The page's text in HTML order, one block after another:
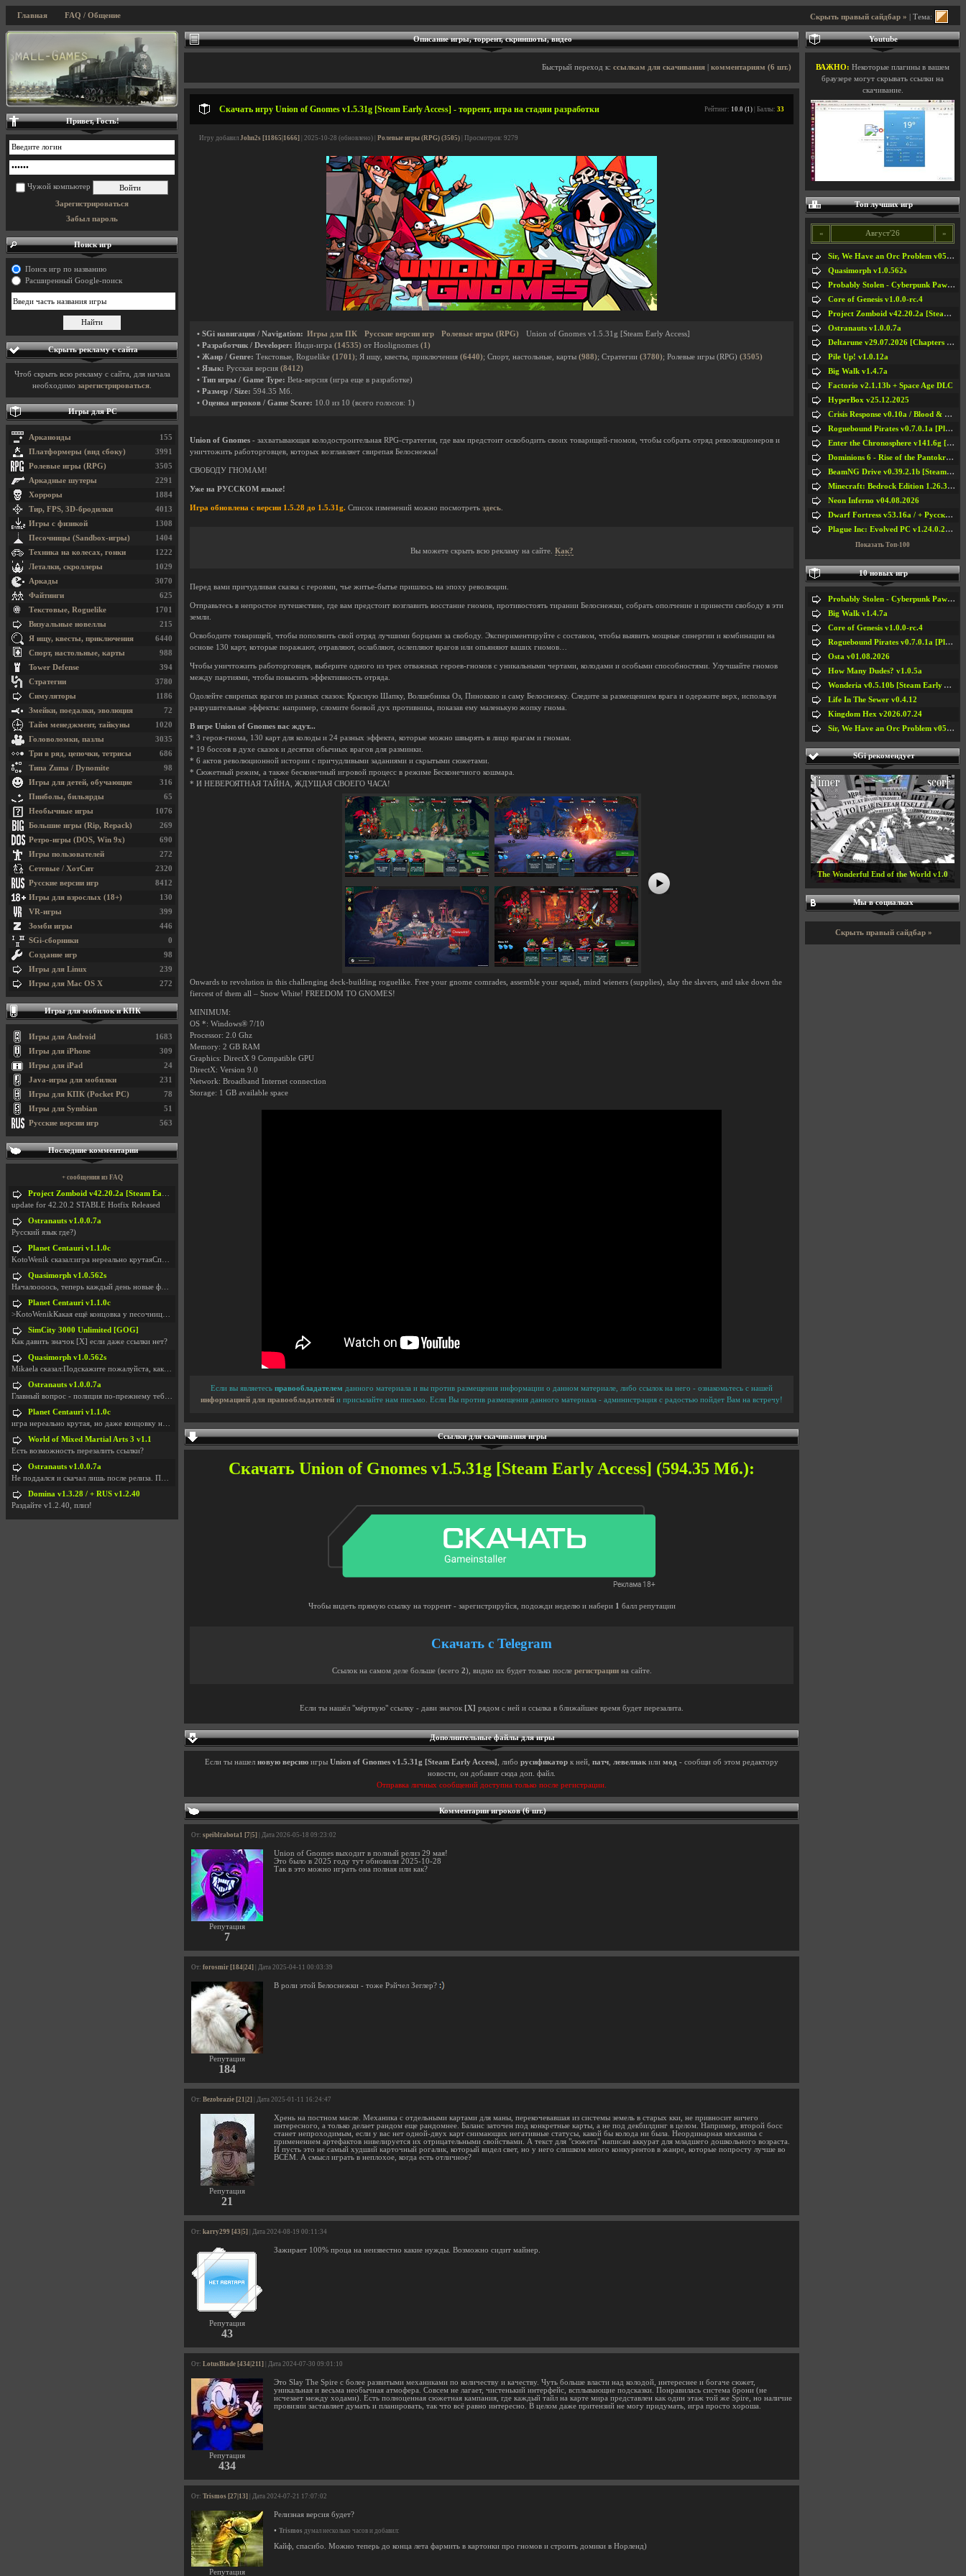
Скрыть правый сайдбар » | Тема:
Главная FAQ / Общение
Описание игры, торрент, скриншоты, видео
Быстрый переход к: ссылкам для скачивания комментариям (6 шт.)
Скачать игру Union of Gnomes v1.5.31g [Steam Early Access] - торрент, игра на стадии разработки Рейтинг: 10.0 (1) | Баллы: 33
Игру добавил John2s [11865|1666] | 2025-10-28 (обновлено) | Ролевые игры (RPG) (3505) | Просмотров: 9279
• SGi навигация / Navigation: Игры для ПК Русские версии игр Ролевые игры (RPG)
Union of Gnomes v1.5.31g [Steam Early Access]
• Разработчик / Developer: Инди-игра (14535) от Hoolignomes (1)
• Жанр / Genre: Текстовые, Roguelike (1701); Я ищу, квесты, приключения (6440); Спорт, настольные, карты (988); Стратегии (3780); Ролевые игры (RPG) (3505)
• Язык: Русская версия (8412)
• Тип игры / Game Type: Beta-версия (игра еще в разработке)
• Размер / Size: 594.35 Мб.
• Оценка игроков / Game Score: 10.0 из 10 (всего голосов: 1 )
Union of Gnomes - захватывающая колодостроительная RPG-стратегия, где вам предстоит освободить своих товарищей-гномов, чтобы собрать отряд революционеров и
уничтожить работорговцев, которых возглавляет свирепая Белоснежка!
СВОБОДУ ГНОМАМ!
Уже на РУССКОМ языке!
Игра обновлена с версии 1.5.28 до 1.5.31g. Список изменений можно посмотреть здесь
Вы можете скрыть всю рекламу на сайте. Как?
Перед вами причудливая сказка с героями, чье житье-бытье пришлось на эпоху революции.
Отправьтесь в непростое путешествие, где вам предстоит возглавить восстание гномов, противостоять тирании Белоснежки, собрать ополчение и принести свободу в эти
земли.
Освободите товарищей, чтобы пополнить свой отряд лучшими борцами за свободу. Экспериментируйте с составом, чтобы выявить мощные синергии и комбинации на
основе 130 карт, которые поражают, отравляют, ослабляют, ослепляют врагов или опьяняют ваших гномов…
Чтобы уничтожить работорговцев, выберите одного из трех отважных героев-гномов с уникальными чертами, колодами и особыми способностями. Улучшайте гномов
между партиями, чтобы повысить эффективность отряда.
Одолейте свирепых врагов из разных сказок: Красную Шапку, Волшебника Оз, Пиноккио и саму Белоснежку. Следите за размещением врага и одержите верх, используя
разрушительные эффекты: например, сломите боевой дух противника, показав ему маленькую жопку гнома.
В игре Union of Gnomes вас ждут...
* 3 героя-гнома, 130 карт для колоды и 24 разных эффекта, которые можно швырять в лицо врагам и гномам.
* 19 боссов в духе сказок и десятки обычных врагов для разминки.
* 6 актов революционной истории с причудливыми заданиями и скрытыми сюжетами.
* Сюжетный режим, а также бесконечный игровой процесс в режиме Бесконечного кошмара.
* И НЕВЕРОЯТНАЯ ТАЙНА, ЖДУЩАЯ СВОЕГО ЧАСА!
#6
#8
Onwards to revolution in this challenging deck-building roguelike. Free your gnome comrades, assemble your squad, mind wieners (supplies), slay the slavers, and take down the
fiercest of them all – Snow White! FREEDOM TO GNOMES!
MINIMUM:
OS *: Windows® 7/10
Processor: 2.0 Ghz
Memory: 2 GB RAM
Graphics: DirectX 9 Compatible GPU
DirectX: Version 9.0
Network: Broadband Internet connection
Storage: 1 GB available space
Если вы являетесь правообладателем данного материала и вы против размещения информации о данном материале, либо ссылок на него - ознакомьтесь с нашей
информацией для правообладателей и присылайте нам письмо. Если Вы против размещения данного материала - администрация с радостью пойдет Вам на встречу!
Ссылки для скачивания игры
Скачать Union of Gnomes v1.5.31g [Steam Early Access] (594.35 Мб.):
Чтобы видеть прямую ссылку на торрент - зарегистрируйся, подожди неделю и набери 1 балл репутации
Скачать с Telegram
Ссылок на самом деле больше (всего 2), видно их будет только после регистрациина сайте.
Если ты нашёл "мёртвую" ссылку - дави значок [X] рядом с ней и ссылка в ближайшее время будет перезалита.
Дополнительные файлы для игры
Если ты нашел новую версию игры Union of Gnomes v1.5.31g [Steam Early Access] , либо русификатор к ней, патч левелпак или мод - сообщи об этом редактору
новости, он добавит сюда доп. файл.
Отправка личных сообщений доступна только после регистрации.
Комментарии игроков (6 шт.)
От: speiblrabota1 [7|5] | Дата 2026-05-18 09:23:02
Репутация
7
Union of Gnomes выходит в полный релиз 29 мая!
Это было в 2025 году тут обновили 2025-10-28
Так в это можно играть она полная или как?
От: forosmir [184|24] | Дата 2025-04-11 00:03:39
Репутация
184
В роли этой Белоснежки - тоже Рэйчел Зеглер?
От: Bezobrazie [21|2] | Дата 2025-01-11 16:24:47
Репутация
21
Хрень на постном масле. Механика с отдельными картами для маны, перекочевавшая из системы земель в старых кки, не привносит ничего
интересного, а только делает рандом еще рандомнее. Баланс заточен под конкретные карты, а не под декбилдинг в целом. Например, второй босс
станет непроходимым, если у вас нет одной-двух карт снимающих негативные статусы, какой бы колода ни была. Неординарная механика с
применением артефактов нивелируется их отрицательными свойствами. А текст для "сюжета" написан аккурат для младшего дошкольного возраста.
И пусть это не самый худший карточный рогалик, который видел свет, но у него слишком много конкурентов в жанре, которые попросту лучше во
ВСЕМ. А смысл играть в неплохое, когда есть отличное?
От: karry299 [43|5] | Дата 2024-08-19 00:11:34
Репутация
43
Зажирает 100% проца на неизвестно какие нужды. Возможно сидит майнер.
От: LotusBlade [434|211] | Дата 2024-07-30 09:01:10
Репутация
434
Это Slay The Spire с более развитыми механиками по количеству и качеству. Чуть больше власти над колодой, интереснее и богаче сюжет,
уникальная и весьма необычная атмофера. Совсем не лагает, чистенький интерфейс, всплывающие подсказки. Понравилась система брони (не
исчезает между ходами). Есть полноценная сюжетная кампания, где каждый тайл на карте мира представлен как один этаж той же Spire, но наличие
провизии заставляет думать и планировать, так что всё равно интересно. В целом даже притензий не могу придумать, игра просто хороша.
От: Trismos [27|13] | Дата 2024-07-21 17:07:02
Репутация
Релизная версия будет?
• Trismos думал несколько часов и добавил:
Кайф, спасибо. Можно теперь до конца лета фармить в картонки про гномов и строить домики в Норленд)
Привет, Гость!
Чужой компьютер
Зарегистрироваться
Забыл пароль
Поиск игр
Поиск игр по названию
Расширенный Google-поиск
Скрыть рекламу с сайта
Чтоб скрыть всю рекламу с сайта, для начала
необходимо зарегистрироваться
Игры для PC
155
Арканоиды
3991
Платформеры (вид сбоку)
3505
Ролевые игры (RPG)
2291
Аркадные шутеры
1884
Хорроры
4013
Тир, FPS, 3D-бродилки
1308
Игры с физикой
1404
Песочницы (Sandbox-игры)
1222
Техника на колесах, гонки
1029
Леталки, скроллеры
3070
Аркады
625
Файтинги
1701
Текстовые, Roguelike
215
Визуальные новеллы
6440
Я ищу, квесты, приключения
988
Спорт, настольные, карты
394
Tower Defense
3780
Стратегии
1186
Симуляторы
72
Змейки, поедалки, эволюция
1020
Тайм менеджмент, тайкуны
3035
Головоломки, пазлы
686
Три в ряд, цепочки, тетрисы
98
Типа Zuma / Dynomite
316
Игры для детей, обучающие
65
Пинболы, бильярды
1076
Необычные игры
269
Большие игры (Rip, Repack)
690
Ретро-игры (DOS, Win 9x)
272
Игры пользователей
2320
Сетевые / ХотСит
8412
Русские версии игр
130
Игры для взрослых (18+)
399
VR-игры
446
Зомби игры
0
SGi-сборники
98
Создание игр
239
Игры для Linux
272
Игры для Mac OS X
Игры для мобилок и КПК
1683
Игры для Android
309
Игры для iPhone
24
Игры для iPad
231
Java-игры для мобилки
78
Игры для КПК (Pocket PC)
51
Игры для Symbian
563
Русские версии игр
Последние комментарии
+ сообщения из FAQ
Project Zomboid v42.20.2a [Steam Early Access]
update for 42.20.2 STABLE Hotfix Released
Ostranauts v1.0.0.7a
Русский язык где?)
Planet Centauri v1.1.0c
KotoWenik сказал:игра нереально крутаяСпасибо )))
Quasimorph v1.0.562s
Началоооось, теперь каждый день новые фиксики, баг
Planet Centauri v1.1.0c
>KotoWenikКакая ещё концовка у песочницы?..
SimCity 3000 Unlimited [GOG]
Как давить значок [X] если даже ссылки нет?
Quasimorph v1.0.562s
Mikaela сказал:Подскажите пожалуйста, как скачать
Ostranauts v1.0.0.7a
Главный вопрос - полиция по-прежнему тебя таранит
Planet Centauri v1.1.0c
игра нереально крутая, но даже концовку не удосужи
World of Mixed Martial Arts 3 v1.1
Есть возможность перезалить ссылки?
Ostranauts v1.0.0.7a
Не поддался и скачал лишь после релиза. Посмотрим,
Domina v1.3.28 / + RUS v1.2.40
Раздайте v1.2.40, плиз!
Youtube
ВАЖНО: Некоторые плагины в вашем
браузере могут скрывать ссылки на
скачивание.
Топ лучших игр
« Август'26 »
Sir, We Have an Orc Problem v05.08.2026
Quasimorph v1.0.562s
Probably Stolen - Cyberpunk Pawnshop Simulator v048c [Playtest]
Core of Genesis v1.0.0-rc.4
Project Zomboid v42.20.2a [Steam Early Access]
Ostranauts v1.0.0.7a
Deltarune v29.07.2026 [Chapters 1-5] / + RUS [Chapters 1-5]
Pile Up! v1.0.12a
Big Walk v1.4.7a
Factorio v2.1.13b + Space Age DLC
HyperBox v25.12.2025
Crisis Response v0.10a / Blood & Bullet
Roguebound Pirates v0.7.0.1a [Playtest]
Enter the Chronosphere v141.6g [Steam Early Access]
Dominions 6 - Rise of the Pantokrator v6.35a
BeamNG Drive v0.39.2.1b [Steam Early Access]
Minecraft: Bedrock Edition 1.26.33.1a / + TLauncher v2.89
Neon Inferno v04.08.2026
Dwarf Fortress v53.16a / + Русская Версия v50.12a
Plague Inc: Evolved PC v1.24.0.2a + All DLCs
Показать Топ-100
10 новых игр
Probably Stolen - Cyberpunk Pawnshop Simulator v048c [Playtest]
Big Walk v1.4.7a
Core of Genesis v1.0.0-rc.4
Roguebound Pirates v0.7.0.1a [Playtest]
Osta v01.08.2026
How Many Dudes? v1.0.5a
Wonderia v0.5.10b [Steam Early Access]
Life In The Sewer v0.4.12
Kingdom Hex v2026.07.24
Sir, We Have an Orc Problem v05.08.2026
SGi рекомендует
The Wonderful End of the World v1.0
Мы в социалках
Скрыть правый сайдбар »